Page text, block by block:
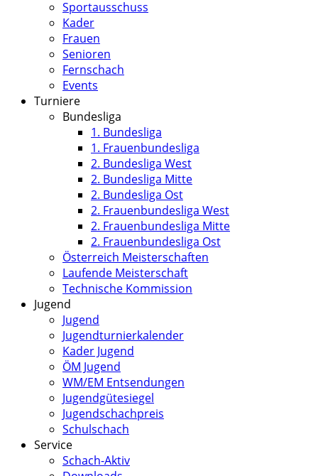
Sportausschuss
Kader
Frauen
Senioren
Fernschach
Events
Turniere
Bundesliga
1. Bundesliga
1. Frauenbundesliga
2. Bundesliga West
2. Bundesliga Mitte
2. Bundesliga Ost
2. Frauenbundesliga West
2. Frauenbundesliga Mitte
2. Frauenbundesliga Ost
Österreich Meisterschaften
Laufende Meisterschaft
Technische Kommission
Jugend
Jugend
Jugendturnierkalender
Kader Jugend
ÖM Jugend
WM/EM Entsendungen
Jugendgütesiegel
Jugendschachpreis
Schulschach
Service
Schach-Aktiv